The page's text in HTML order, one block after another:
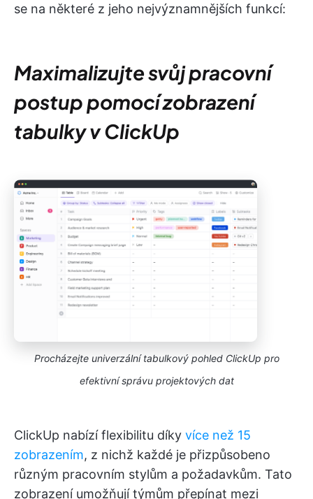
se na některé z jeho nejvýznamnějších funkcí:
Maximalizujte svůj pracovní
postup pomocí zobrazení
tabulky v ClickUp
Procházejte univerzální tabulkový pohled ClickUp pro
efektivní správu projektových dat
ClickUp nabízí flexibilitu díky více než 15
zobrazením, z nichž každé je přizpůsobeno
různým pracovním stylům a požadavkům. Tato
zobrazení umožňují týmům přepínat mezi